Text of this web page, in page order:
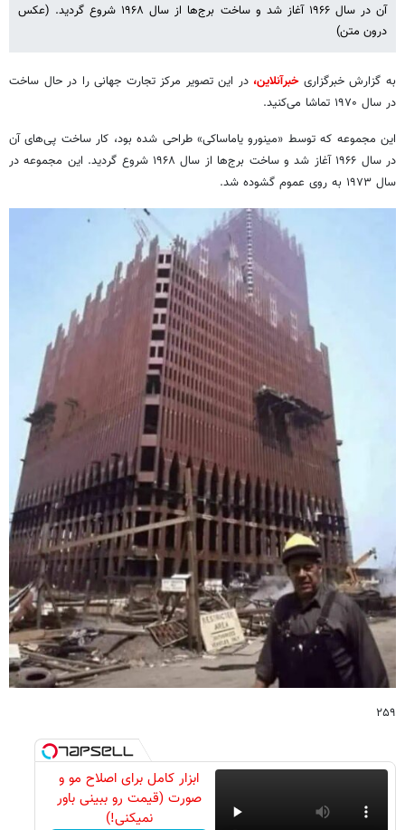
آن در سال ۱۹۶۶ آغاز شد و ساخت برج‌ها از سال ۱۹۶۸ شروع گردید. (عکس
درون متن)
به گزارش خبرگزاریخبرآنلاین، در این تصویر مرکز تجارت جهانی را در حال ساخت
در سال ۱۹۷۰ تماشا می‌کنید.
این مجموعه که توسط «مینورو یاماساکی» طراحی شده بود، کار ساخت پی‌های آن
در سال ۱۹۶۶ آغاز شد و ساخت برج‌ها از سال ۱۹۶۸ شروع گردید. این مجموعه در
سال ۱۹۷۳ به روی عموم گشوده شد.
۲۵۹
ابزار کامل برای اصلاح مو و
صورت (قیمت رو ببینی باور
نمیکنی!)